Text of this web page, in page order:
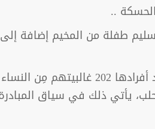
..
تسليم طفلة من المخيم إضافة
كما غادرت 59 عائلة "عدد
يأتي ذلك في سياق